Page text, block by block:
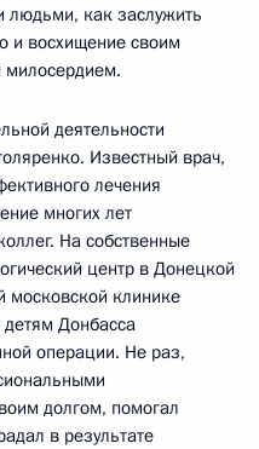
людьми, как заслужить
и восхищение своим
милосердием.
деятельности
Известный врач,
лечения
многих лет
На собственные
центр в Донецкой
московской клинике
Донбасса
операции. Не раз,
долгом, помогал
в результате